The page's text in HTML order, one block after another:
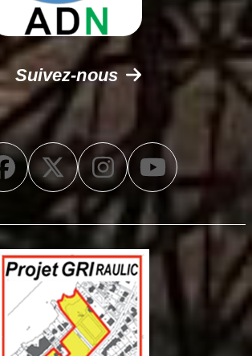
Suivez-nous
Facebook
TwitterInstagram